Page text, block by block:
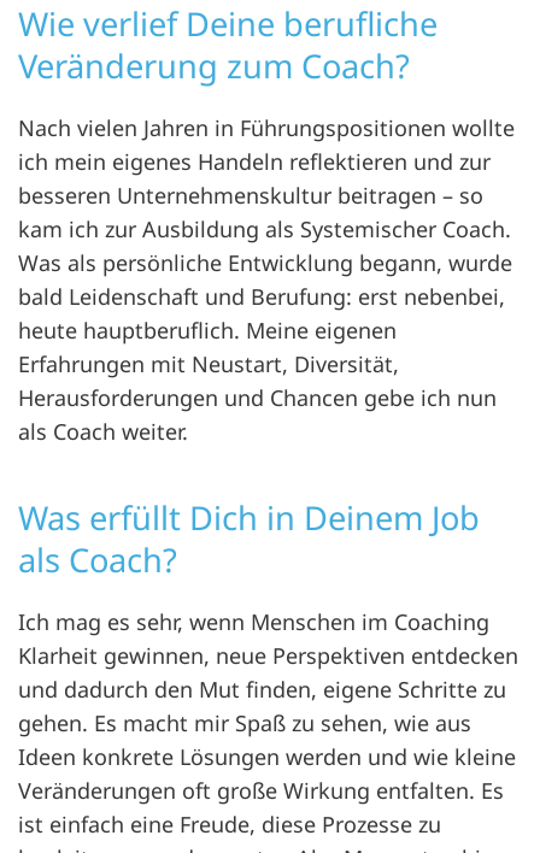
Wie verlief Deine berufliche
Veränderung zum Coach?
Nach vielen Jahren in Führungspositionen wollte
ich mein eigenes Handeln reflektieren und zur
besseren Unternehmenskultur beitragen – so
kam ich zur Ausbildung als Systemischer Coach.
Was als persönliche Entwicklung begann, wurde
bald Leidenschaft und Berufung: erst nebenbei,
heute hauptberuflich. Meine eigenen
Erfahrungen mit Neustart, Diversität,
Herausforderungen und Chancen gebe ich nun
als Coach weiter.
Was erfüllt Dich in Deinem Job
als Coach?
Ich mag es sehr, wenn Menschen im Coaching
Klarheit gewinnen, neue Perspektiven entdecken
und dadurch den Mut finden, eigene Schritte zu
gehen. Es macht mir Spaß zu sehen, wie aus
Ideen konkrete Lösungen werden und wie kleine
Veränderungen oft große Wirkung entfalten. Es
ist einfach eine Freude, diese Prozesse zu